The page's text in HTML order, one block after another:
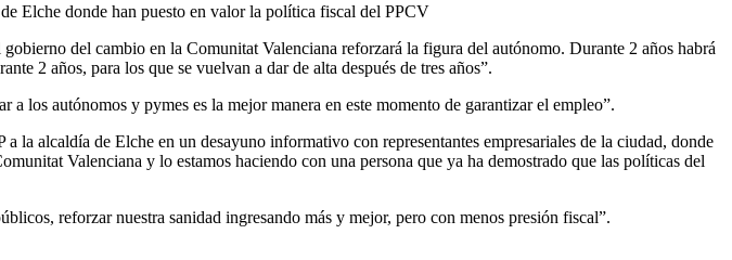
Elche donde han puesto en valor la política fiscal del PPCV
del cambio en la Comunitat Valenciana reforzará la figura del autónomo. Durante 2 años habrá
2 años, para los que se vuelvan a dar de alta después de tres años”.
los autónomos y pymes es la mejor manera en este momento de garantizar el empleo”.
alcaldía de Elche en un desayuno informativo con representantes empresariales de la ciudad, donde
Valenciana y lo estamos haciendo con una persona que ya ha demostrado que las políticas del
reforzar nuestra sanidad ingresando más y mejor, pero con menos presión fiscal”.